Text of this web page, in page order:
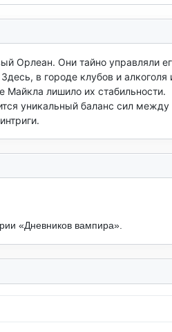
Орлеан. Они тайно управляли
в городе клубов и алкоголя
Майкла лишило их стабильности.
уникальный баланс сил между
«Дневников вампира».